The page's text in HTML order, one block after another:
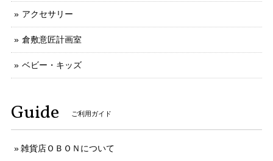
アクセサリー
倉敷意匠計画室
ベビー・キッズ
Guide ご利用ガイド
雑貨店ＯＢＯＮについて